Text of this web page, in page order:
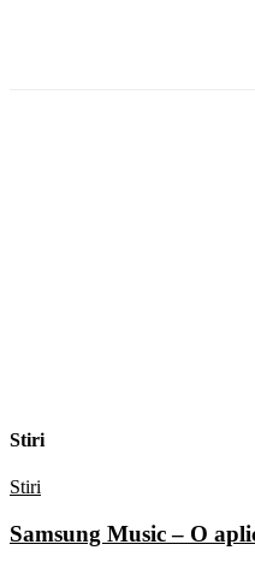
Stiri
Stiri
Samsung Music – O